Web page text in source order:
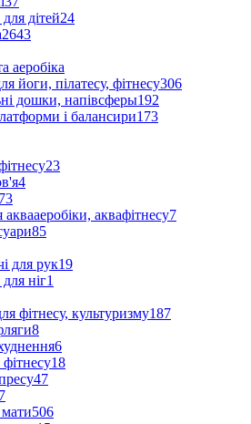
дітей24
2643
аеробіка
йоги, пілатесу, фітнесу306
дошки, напівсферы192
і балансири173
23
4
аквааеробіки, аквафітнесу7
85
для рук19
ніг1
фітнесу, культуризму187
8
6
18
47
506